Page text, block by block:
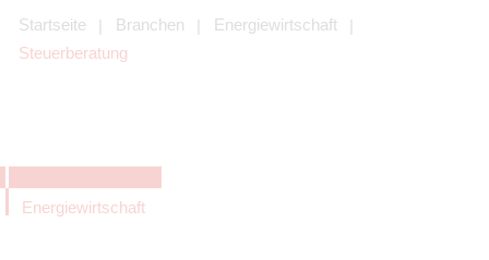
Startseite Branchen
Energiewirtschaft
Steuerberatung
Energiewirtschaft
Angeboten von z.B. Facebook und
LinkedIn.